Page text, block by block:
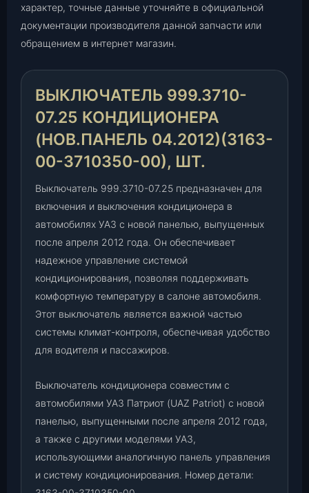
9
.
3
1
0
-
0
7
2
5
н
д
и
ц
и
о
р
(
н
о
в
характер, точные данные уточняйте в официальной
документации производителя данной запчасти или
обращением в интернет магазин.
ВЫКЛЮЧАТЕЛЬ 999.3710-
07.25 КОНДИЦИОНЕРА
(НОВ.ПАНЕЛЬ 04.2012)(3163-
00-3710350-00), ШТ.
Выключатель 999.3710-07.25 предназначен для
включения и выключения кондиционера в
автомобилях УАЗ с новой панелью, выпущенных
после апреля 2012 года. Он обеспечивает
надежное управление системой
кондиционирования, позволяя поддерживать
комфортную температуру в салоне автомобиля.
Этот выключатель является важной частью
системы климат-контроля, обеспечивая удобство
для водителя и пассажиров.
Выключатель кондиционера совместим с
автомобилями УАЗ Патриот (UAZ Patriot) с новой
панелью, выпущенными после апреля 2012 года,
а также с другими моделями УАЗ,
использующими аналогичную панель управления
и систему кондиционирования. Номер детали: